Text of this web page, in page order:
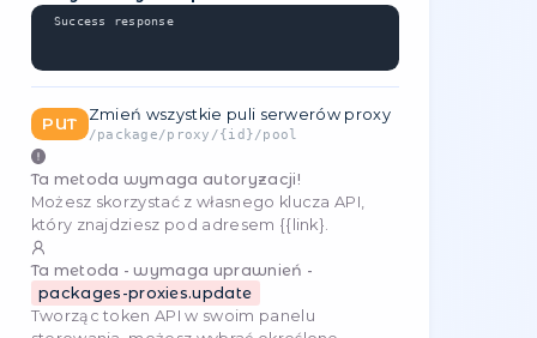
id
6
95
Przykłady kodu
JavaScript
async function putPackageNote() {
const baseUrl = 'https://
const req = await fetch(baseUrl + '/
      .replace("{id}", 6)
      .replace("{proxyIndex}", 95), {
         method: 'PUT',